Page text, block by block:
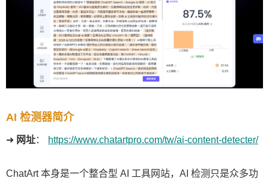
AI 检测器简介
➜ 网址： https://www.chatartpro.com/tw/ai-content-detecter/
ChatArt 本身是一个整合型 AI 工具网站，AI 检测只是众多功